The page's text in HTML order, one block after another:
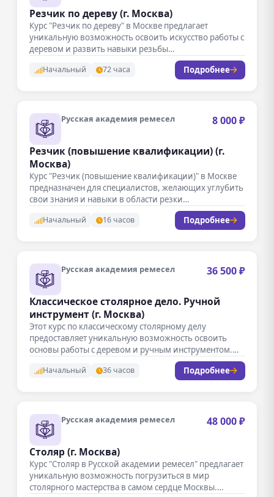
Резчик по дереву (г. Москва)
Курс "Резчик по дереву" в Москве предлагает
уникальную возможность освоить искусство работы с
деревом и развить навыки резьбы…
Начальный 72 часа Подробнее
Русская академия ремесел 8 000 ₽
Резчик (повышение квалификации) (г.
Москва)
Курс "Резчик (повышение квалификации)" в Москве
предназначен для специалистов, желающих углубить
свои знания и навыки в области резки…
Начальный 16 часов Подробнее
Русская академия ремесел 36 500 ₽
Классическое столярное дело. Ручной
инструмент (г. Москва)
Этот курс по классическому столярному делу
предоставляет уникальную возможность освоить
основы работы с деревом и ручным инструментом.
Начальный 36 часов Подробнее
Русская академия ремесел 48 000 ₽
Столяр (г. Москва)
Курс "Столяр в Русской академии ремесел" предлагает
уникальную возможность погрузиться в мир
столярного мастерства в самом сердце Москвы.…